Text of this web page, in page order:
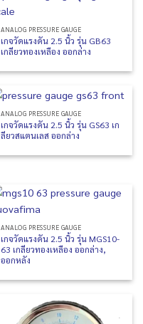
ANALOG PRESSURE GAUGE
เกจวัดแรงดัน 2.5 นิ้ว รุ่น GB63
เกลียวทองเหลือง ออกล่าง
ANALOG PRESSURE GAUGE
เกจวัดแรงดัน 2.5 นิ้ว รุ่น GS63 เก
ลียวสแตนเลส ออกล่าง
ANALOG PRESSURE GAUGE
เกจวัดแรงดัน 2.5 นิ้ว รุ่น MGS10-
63 เกลียวทองเหลือง ออกล่าง,
ออกหลัง